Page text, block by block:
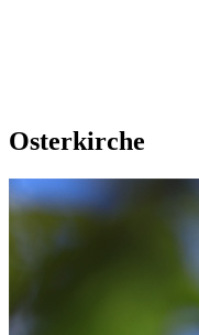
Osterkirche